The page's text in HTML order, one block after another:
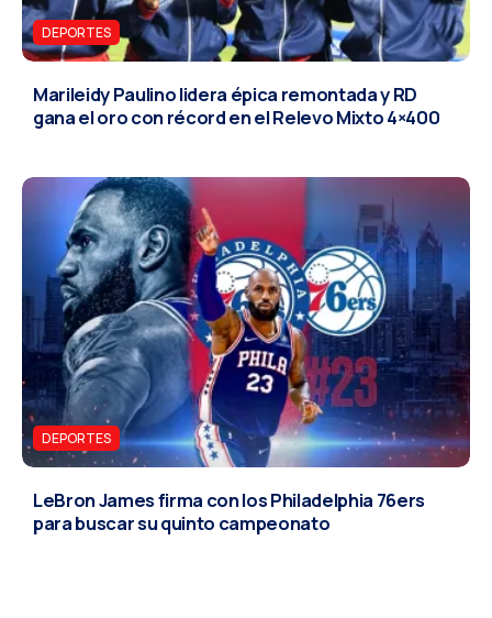
DEPORTES
Marileidy Paulino lidera épica remontada y RD
gana el oro con récord en el Relevo Mixto 4×400
DEPORTES
LeBron James firma con los Philadelphia 76ers
para buscar su quinto campeonato